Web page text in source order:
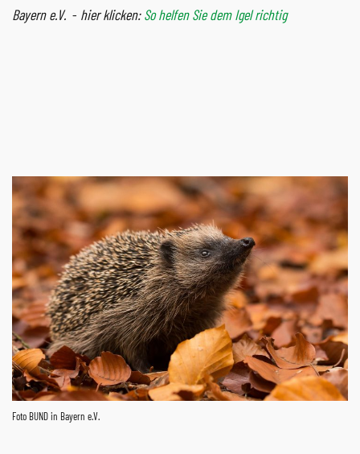
Bayern e.V. - hier klicken: So helfen Sie dem Igel richtig
Foto BUND in Bayern e.V.